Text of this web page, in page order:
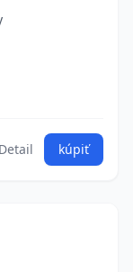
Detail kúpiť